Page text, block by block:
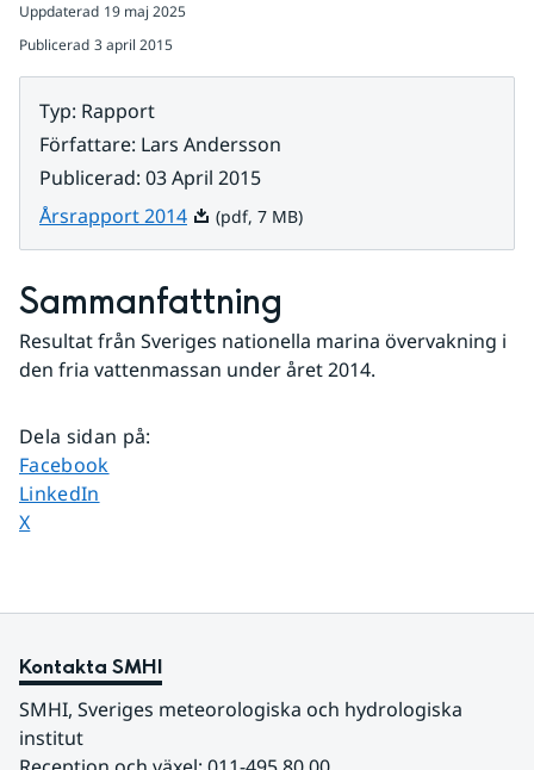
Uppdaterad 19 maj 2025
Publicerad 3 april 2015
Typ: Rapport
Författare: Lars Andersson
Publicerad: 03 April 2015
Årsrapport 2014Pdf, 7 MB.
(pdf, 7 MB)
Sammanfattning
Resultat från Sveriges nationella marina övervakning i
den fria vattenmassan under året 2014.
Dela sidan på:
Dela sidan på
Facebook
Dela sidan på
LinkedIn
Dela sidan på
X
Kontakta SMHI
SMHI, Sveriges meteorologiska och hydrologiska
institut